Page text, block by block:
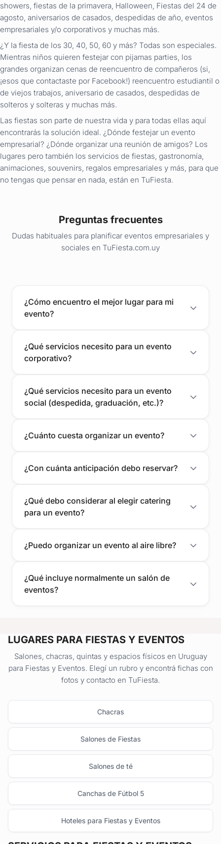
showers, fiestas de la primavera, Halloween, Fiestas del 24 de
agosto, aniversarios de casados, despedidas de año, eventos
empresariales y/o corporativos y muchas más.
¿Y la fiesta de los 30, 40, 50, 60 y más? Todas son especiales.
Mientras niños quieren festejar con pijamas parties, los
grandes organizan cenas de reencuentro de compañeros (si,
¡esos que contactaste por Facebook!) reencuentro estudiantil o
de viejos trabajos, aniversario de casados, despedidas de
solteros y solteras y muchas más.
Las fiestas son parte de nuestra vida y para todas ellas aquí
encontrarás la solución ideal. ¿Dónde festejar un evento
empresarial? ¿Dónde organizar una reunión de amigos? Los
lugares pero también los servicios de fiestas, gastronomía,
animaciones, souvenirs, regalos empresariales y más, para que
no tengas que pensar en nada, están en TuFiesta.
Preguntas frecuentes
Dudas habituales para planificar eventos empresariales y
sociales en TuFiesta.com.uy
¿Cómo encuentro el mejor lugar para mi
evento?
¿Qué servicios necesito para un evento
corporativo?
¿Qué servicios necesito para un evento
social (despedida, graduación, etc.)?
¿Cuánto cuesta organizar un evento?
¿Con cuánta anticipación debo reservar?
¿Qué debo considerar al elegir catering
para un evento?
¿Puedo organizar un evento al aire libre?
¿Qué incluye normalmente un salón de
eventos?
LUGARES PARA FIESTAS Y EVENTOS
Salones, chacras, quintas y espacios físicos en Uruguay
para Fiestas y Eventos. Elegí un rubro y encontrá fichas con
fotos y contacto en TuFiesta.
Chacras
Salones de Fiestas
Salones de té
Canchas de Fútbol 5
Hoteles para Fiestas y Eventos